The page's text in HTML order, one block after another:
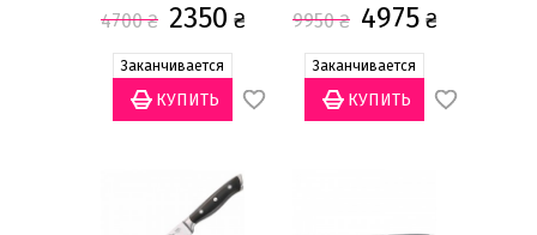
4700₴ 2350 ₴
Заканчивается
9950₴ 4975₴
Заканчивается